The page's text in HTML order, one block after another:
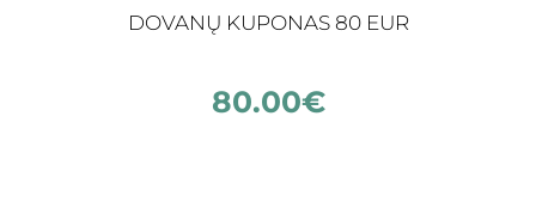
DOVANŲ KUPONAS 80 EUR
80.00€